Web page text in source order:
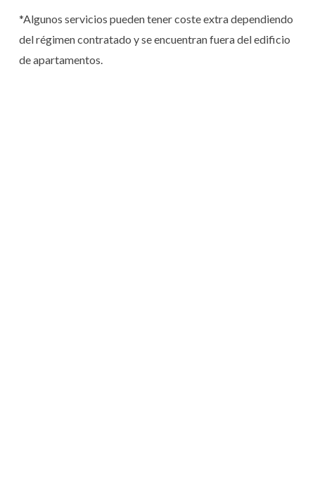
*Algunos servicios pueden tener coste extra dependiendo
del régimen contratado y se encuentran fuera del edificio
de apartamentos.